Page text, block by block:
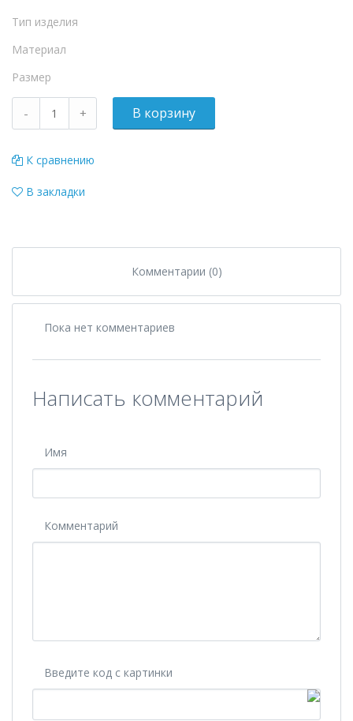
Тип изделия
Материал
Размер
К сравнению
В закладки
Комментарии (0)
Пока нет комментариев
Написать комментарий
Имя
Комментарий
Введите код с картинки